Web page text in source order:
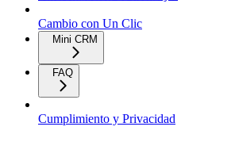
Cambio con Un Clic
Mini CRM
FAQ
Cumplimiento y Privacidad